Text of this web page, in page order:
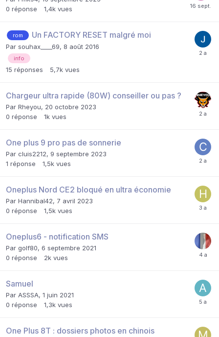
0 réponse 1,4k vues
rom Un FACTORY RESET malgré moi
Par souhax____69, 8 août 2016
info
15 réponses 5,7k vues
Chargeur ultra rapide (80W) conseiller ou pas ?
Par Rheyou, 20 octobre 2023
0 réponse 1k vues
One plus 9 pro pas de sonnerie
Par cluis2212, 9 septembre 2023
1 réponse 1,5k vues
Oneplus Nord CE2 bloqué en ultra économie
Par Hannibal42, 7 avril 2023
0 réponse 1,5k vues
Oneplus6 - notification SMS
Par golf80, 6 septembre 2021
0 réponse 2k vues
Samuel
Par ASSSA, 1 juin 2021
0 réponse 1,3k vues
One Plus 8T : dossiers photos en chinois